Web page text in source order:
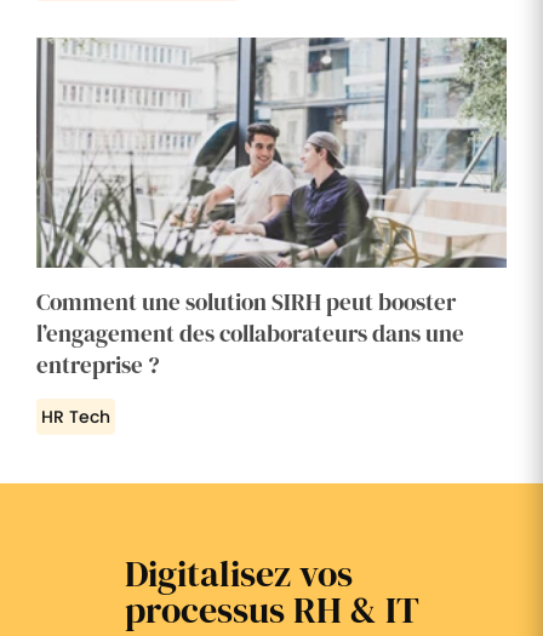
Comment une solution SIRH peut booster
l’engagement des collaborateurs dans une
entreprise ?
HR Tech
Digitalisez vos
processus RH & IT